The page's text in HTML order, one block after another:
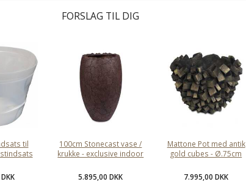
FORSLAG TIL DIG
til
100cm Stonecast vase /
krukke - exclusive indoor
5.895,00 DKK
Mattone Pot med antik
gold cubes - Ø.75cm
7.995,00 DKK